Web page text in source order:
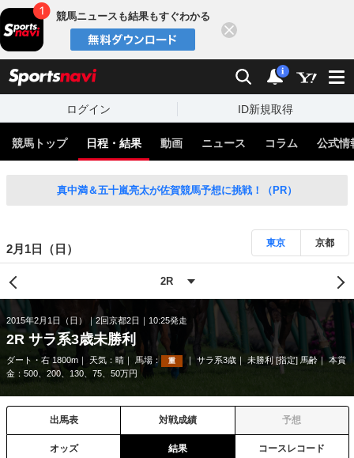
競馬ニュースも結果もすぐわかる
検索 通知
i
ログイン ID新規取得
競馬トップ 日程・結果 動画 ニュース コラム 公式情
真中満＆五十嵐亮太が佐賀競馬予想に挑戦！（PR）
2月1日（日） 東京 京都
2015年2月1日（日） 2回京都2日 10:25発走
2R サラ系3歳未勝利
ダート・右 1800m 天気： 晴 馬場： 重 サラ系3歳 未勝利 [指定] 馬齢
本賞
金：500、200、130、75、50万円
出馬表 対戦成績 予想
オッズ 結果 コースレコード